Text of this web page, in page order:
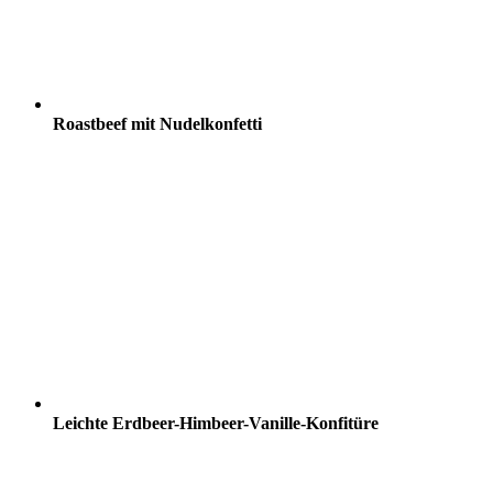
Roastbeef mit Nudelkonfetti
Leichte Erdbeer-Himbeer-Vanille-Konfitüre